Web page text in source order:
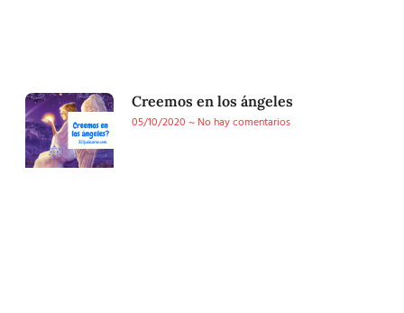
Creemos en los ángeles
05/10/2020
No hay comentarios